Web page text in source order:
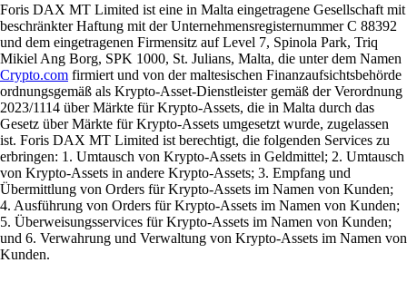
Foris DAX MT Limited ist eine in Malta eingetragene Gesellschaft mit
beschränkter Haftung mit der Unternehmensregisternummer C 88392
und dem eingetragenen Firmensitz auf Level 7, Spinola Park, Triq
Mikiel Ang Borg, SPK 1000, St. Julians, Malta, die unter dem Namen
Crypto.com firmiert und von der maltesischen Finanzaufsichtsbehörde
ordnungsgemäß als Krypto-Asset-Dienstleister gemäß der Verordnung
2023/1114 über Märkte für Krypto-Assets, die in Malta durch das
Gesetz über Märkte für Krypto-Assets umgesetzt wurde, zugelassen
ist. Foris DAX MT Limited ist berechtigt, die folgenden Services zu
erbringen: 1. Umtausch von Krypto-Assets in Geldmittel; 2. Umtausch
von Krypto-Assets in andere Krypto-Assets; 3. Empfang und
Übermittlung von Orders für Krypto-Assets im Namen von Kunden;
4. Ausführung von Orders für Krypto-Assets im Namen von Kunden;
5. Überweisungsservices für Krypto-Assets im Namen von Kunden;
und 6. Verwahrung und Verwaltung von Krypto-Assets im Namen von
Kunden.